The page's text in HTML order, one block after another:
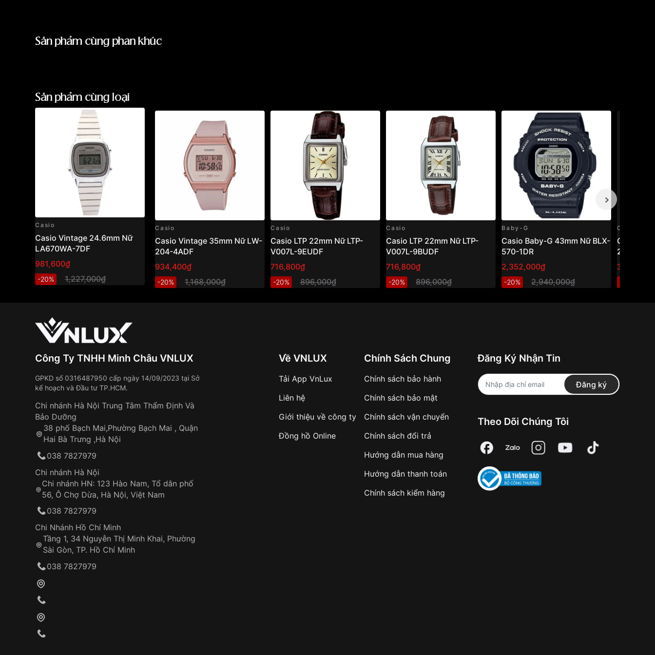
Sản phẩm cùng phân khúc
Sản phẩm cùng loại
Casio
Casio Vintage 24.6mm Nữ
LA670WA-7DF
981,600₫
-20% 1,227,000₫
Casio
Casio Vintage 35mm Nữ LW-
204-4ADF
934,400₫
-20% 1,168,000₫
Casio
Casio LTP 22mm Nữ LTP-
V007L-9EUDF
716,800₫
-20% 896,000₫
Casio
Casio LTP 22mm Nữ LTP-
V007L-9BUDF
716,800₫
-20% 896,000₫
Baby-G
Casio Baby-G 43mm Nữ BLX-
570-1DR
2,352,000₫
-20% 2,940,000₫
Casio
Casio
24-7ELDF
384,000₫
Công Ty TNHH Minh Châu VNLUX
GPKD số 0316487950 cấp ngày 14/09/2023 tại Sở
kế hoạch và Đầu tư TP.HCM.
Chi nhánh Hà Nội Trung Tâm Thẩm Định Và
Bảo Dưỡng
38 phố Bạch Mai,Phường Bạch Mai , Quận
Hai Bà Trưng ,Hà Nội
038 7827979
Chi nhánh Hà Nội
Chi nhánh HN: 123 Hào Nam, Tổ dân phố
56, Ô Chợ Dừa, Hà Nội, Việt Nam
038 7827979
Chi Nhánh Hồ Chí Minh
Tầng 1, 34 Nguyễn Thị Minh Khai, Phường
Sài Gòn, TP. Hồ Chí Minh
038 7827979
Về VNLUX
Tải App VnLux
Liên hệ
Giới thiệu về công ty
Đồng hồ Online
Chính Sách Chung
Chính sách bảo hành
Chính sách bảo mật
Chính sách vận chuyển
Chính sách đổi trả
Hướng dẫn mua hàng
Hướng dẫn thanh toán
Chính sách kiểm hàng
Đăng Ký Nhận Tin
Đăng ký
Theo Dõi Chúng Tôi